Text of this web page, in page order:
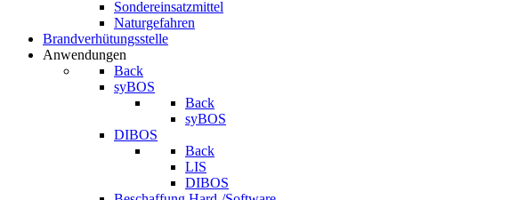
Sondereinsatzmittel
Naturgefahren
Brandverhütungsstelle
Anwendungen
Back
syBOS
Back
syBOS
DIBOS
Back
LIS
DIBOS